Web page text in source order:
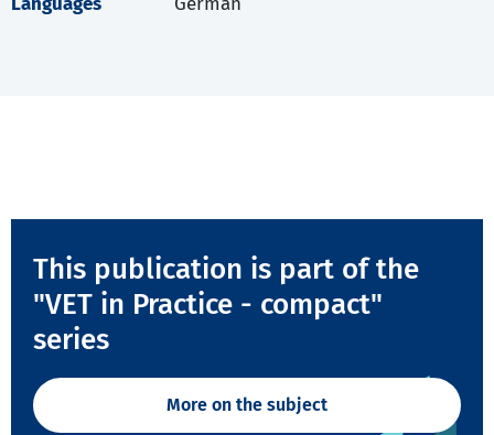
This publication is part of the
"VET in Practice - compact"
series
More on the subject